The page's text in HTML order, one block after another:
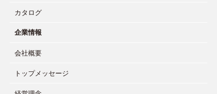
カタログ
企業情報
会社概要
トップメッセージ